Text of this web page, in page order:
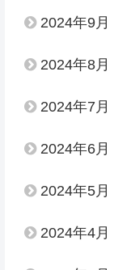
2024年9月
2024年8月
2024年7月
2024年6月
2024年5月
2024年4月